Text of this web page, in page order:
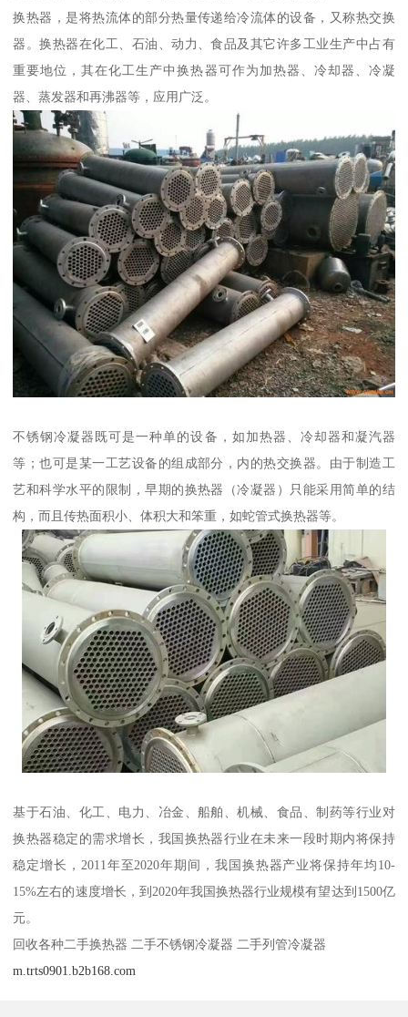
换热器，是将热流体的部分热量传递给冷流体的设备，又称热交换
器。换热器在化工、石油、动力、食品及其它许多工业生产中占有
重要地位，其在化工生产中换热器可作为加热器、冷却器、冷凝
器、蒸发器和再沸器等，应用广泛。
不锈钢冷凝器既可是一种单的设备，如加热器、冷却器和凝汽器
等；也可是某一工艺设备的组成部分，内的热交换器。由于制造工
艺和科学水平的限制，早期的换热器（冷凝器）只能采用简单的结
构，而且传热面积小、体积大和笨重，如蛇管式换热器等。
基于石油、化工、电力、冶金、船舶、机械、食品、制药等行业对
换热器稳定的需求增长，我国换热器行业在未来一段时期内将保持
稳定增长，2011年至2020年期间，我国换热器产业将保持年均10-
15%左右的速度增长，到2020年我国换热器行业规模有望达到1500亿
元。
回收各种二手换热器 二手不锈钢冷凝器 二手列管冷凝器
m.trts0901.b2b168.com